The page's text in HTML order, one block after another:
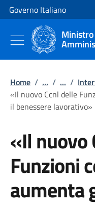
Vai al contenuto
Vai alla navigazione del sito
Governo Italiano
Home / ... / ... /
«Il nuovo Ccnl delle
il benessere lavorativo»
«Il nuovo
Funzioni
aumenta